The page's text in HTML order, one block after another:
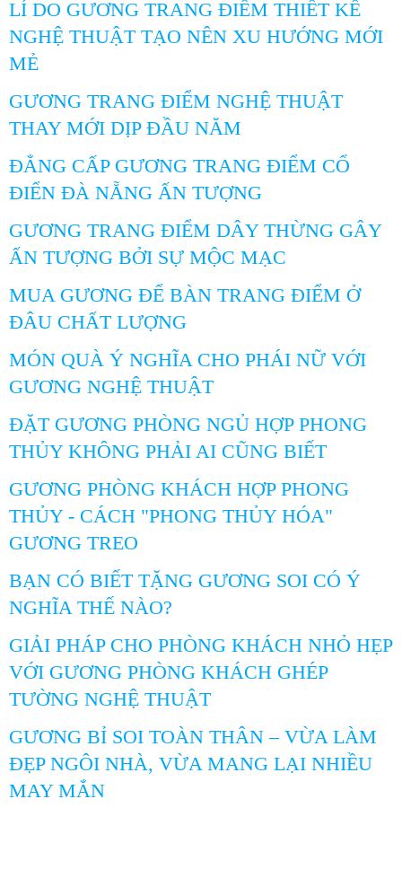
LÍ DO GƯƠNG TRANG ĐIỂM THIẾT KẾ
NGHỆ THUẬT TẠO NÊN XU HƯỚNG MỚI
MẺ
GƯƠNG TRANG ĐIỂM NGHỆ THUẬT
THAY MỚI DỊP ĐẦU NĂM
ĐẲNG CẤP GƯƠNG TRANG ĐIỂM CỔ
ĐIỂN ĐÀ NẴNG ẤN TƯỢNG
GƯƠNG TRANG ĐIỂM DÂY THỪNG GÂY
ẤN TƯỢNG BỞI SỰ MỘC MẠC
MUA GƯƠNG ĐỂ BÀN TRANG ĐIỂM Ở
ĐÂU CHẤT LƯỢNG
MÓN QUÀ Ý NGHĨA CHO PHÁI NỮ VỚI
GƯƠNG NGHỆ THUẬT
ĐẶT GƯƠNG PHÒNG NGỦ HỢP PHONG
THỦY KHÔNG PHẢI AI CŨNG BIẾT
GƯƠNG PHÒNG KHÁCH HỢP PHONG
THỦY - CÁCH "PHONG THỦY HÓA"
GƯƠNG TREO
BẠN CÓ BIẾT TẶNG GƯƠNG SOI CÓ Ý
NGHĨA THẾ NÀO?
GIẢI PHÁP CHO PHÒNG KHÁCH NHỎ HẸP
VỚI GƯƠNG PHÒNG KHÁCH GHÉP
TƯỜNG NGHỆ THUẬT
GƯƠNG BỈ SOI TOÀN THÂN – VỪA LÀM
ĐẸP NGÔI NHÀ, VỪA MANG LẠI NHIỀU
MAY MẮN